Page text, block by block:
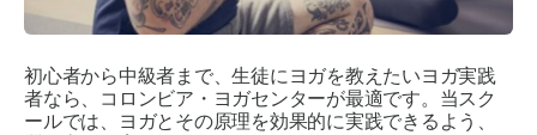
初心者から中級者まで、生徒にヨガを教えたいヨガ実践
者なら、コロンビア・ヨガセンターが最適です。当スク
ールでは、ヨガとその原理を効果的に実践できるよう、